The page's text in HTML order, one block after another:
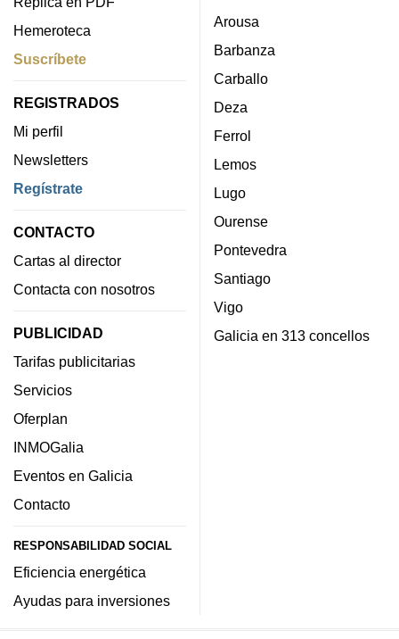
Hemeroteca
Suscríbete
REGISTRADOS
Mi perfil
Newsletters
Regístrate
CONTACTO
Cartas al director
Contacta con nosotros
PUBLICIDAD
Tarifas publicitarias
Servicios
Oferplan
INMOGalia
Eventos en Galicia
Contacto
RESPONSABILIDAD SOCIAL
Eficiencia energética
Ayudas para inversiones
Arousa
Barbanza
Carballo
Deza
Ferrol
Lemos
Lugo
Ourense
Pontevedra
Santiago
Vigo
Galicia en 313 concellos